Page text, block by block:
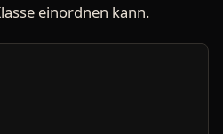
einordnen kann.